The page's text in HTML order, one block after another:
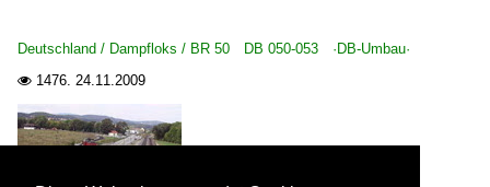
Deutschland / Dampfloks / BR 50 DB 050-053 ·DB-Umbau·
 1476. 24.11.2009